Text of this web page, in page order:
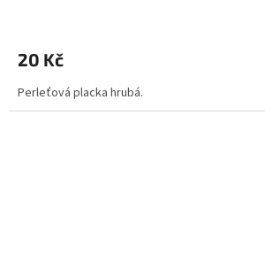
20 Kč
Perleťová placka hrubá.